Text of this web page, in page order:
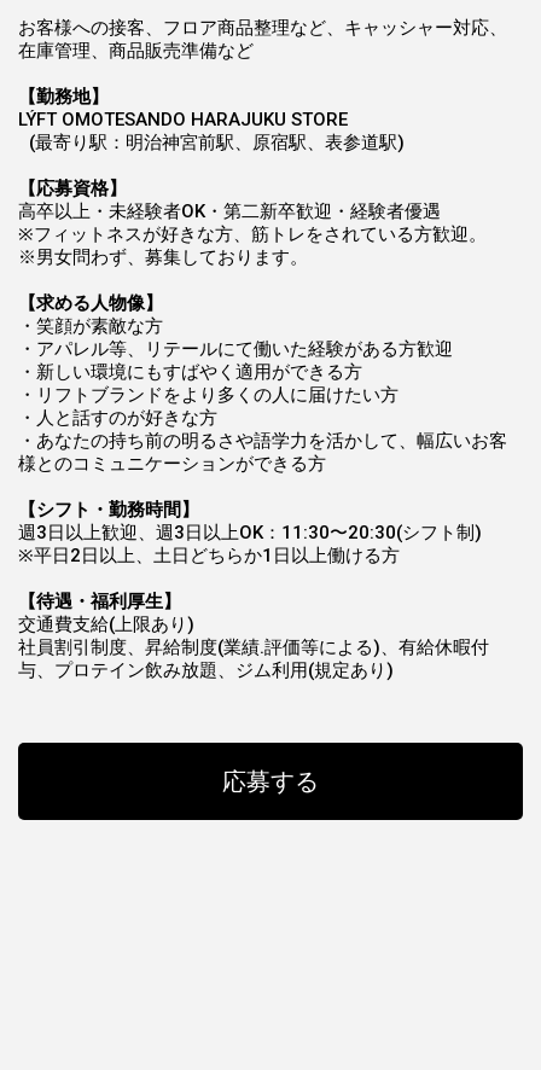
お客様への接客、フロア商品整理など、キャッシャー対応、
在庫管理、商品販売準備など
【勤務地】
LÝFT OMOTESANDO HARAJUKU STORE
(最寄り駅：明治神宮前駅、原宿駅、表参道駅)
【応募資格】
高卒以上・未経験者OK・第二新卒歓迎・経験者優遇
※フィットネスが好きな方、筋トレをされている方歓迎。
※男女問わず、募集しております。
【求める人物像】
・笑顔が素敵な方
・アパレル等、リテールにて働いた経験がある方歓迎
・新しい環境にもすばやく適用ができる方
・リフトブランドをより多くの人に届けたい方
・人と話すのが好きな方
・あなたの持ち前の明るさや語学力を活かして、幅広いお客
様とのコミュニケーションができる方
【シフト・勤務時間】
週3日以上歓迎、週3日以上OK：11:30〜20:30(シフト制)
※平日2日以上、土日どちらか1日以上働ける方
【待遇・福利厚生】
交通費支給(上限あり)
社員割引制度、昇給制度(業績.評価等による)、有給休暇付
与、プロテイン飲み放題、ジム利用(規定あり)
応募する